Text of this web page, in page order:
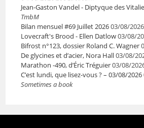
Jean-Gaston Vandel - Diptyque des
TmbM
Bilan mensuel #69 Juillet 202603/08/2026
Lovecraft's Brood - Ellen Datlow03/08/
Bifrost n°123, dossier Roland C. Wagner
De glycines et d’acier, Nora Hall03/08/
Marathon -490, d’Éric Tréguier03/08/
C’est lundi, que lisez-vous ? – 03/08/2026
Sometimes a book